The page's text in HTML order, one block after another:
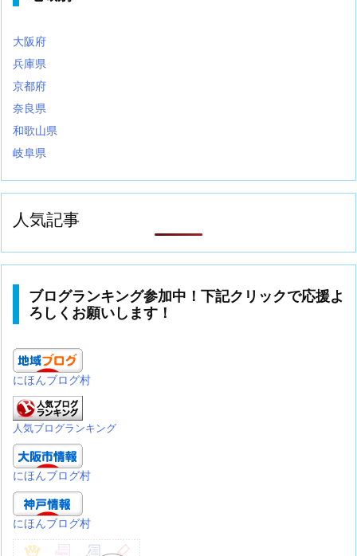
大阪府
兵庫県
京都府
奈良県
和歌山県
岐阜県
人気記事
ブログランキング参加中！下記クリックで応援よ
ろしくお願いします！
にほんブログ村
人気ブログランキング
にほんブログ村
にほんブログ村